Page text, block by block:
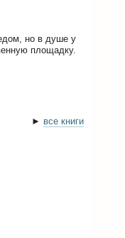
но в душе у
площадку.
► все книги